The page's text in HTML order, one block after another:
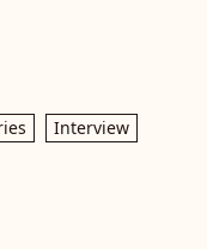
Interview